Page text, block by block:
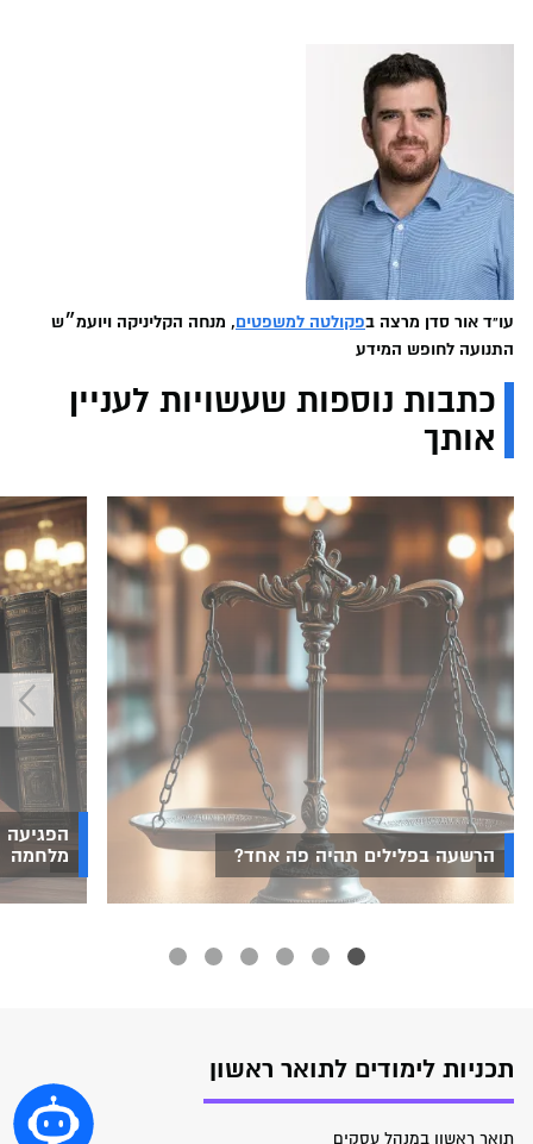
עו"ד אור סדן מרצה בפקולטה למשפטים, מנחה הקליניקה ויועמ״ש
התנועה לחופש המידע
כתבות נוספות שעשויות לעניין
אותך
הרשעה בפלילים תהיה פה אחד?
הפגיעה
מלחמה
תכניות לימודים לתואר ראשון
תואר ראשון במנהל עסקים